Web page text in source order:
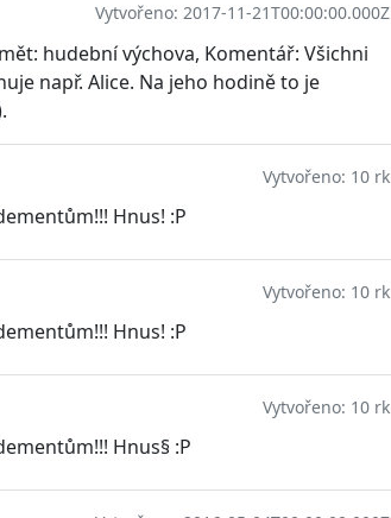
Vytvořeno: 2017-11-21T00:00:00.000Z
hudební výchova, Komentář: Všichni
např. Alice. Na jeho hodině to je
Vytvořeno: 10 rk
Hnus! :P
Vytvořeno: 10 rk
Hnus! :P
Vytvořeno: 10 rk
Hnus§ :P